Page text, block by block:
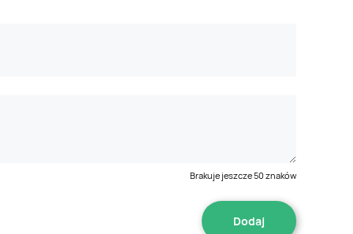
Brakuje jeszcze50 znaków